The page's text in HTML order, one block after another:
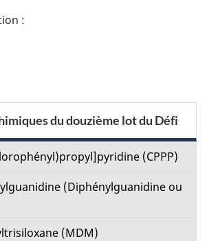
du douzième lot du Défi
(CPPP)
(Diphénylguanidine ou
(MDM)